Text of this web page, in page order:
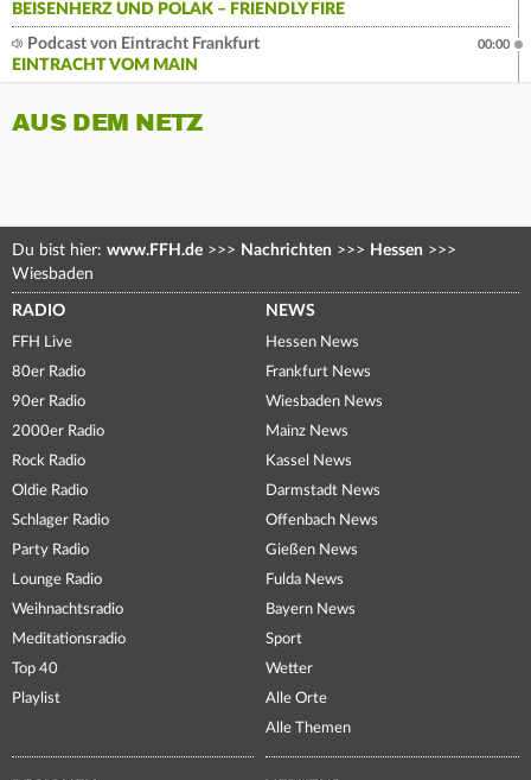
BEISENHERZ UND POLAK – FRIENDLY FIRE
Podcast von Eintracht Frankfurt
EINTRACHT VOM MAIN
00:00
AUS DEM NETZ
Du bist hier: www.FFH.de >>> Nachrichten >>> Hessen >>>
Wiesbaden
RADIO
FFH Live
80er Radio
90er Radio
2000er Radio
Rock Radio
Oldie Radio
Schlager Radio
Party Radio
Lounge Radio
Weihnachtsradio
Meditationsradio
Top 40
Playlist
NEWS
Hessen News
Frankfurt News
Wiesbaden News
Mainz News
Kassel News
Darmstadt News
Offenbach News
Gießen News
Fulda News
Bayern News
Sport
Wetter
Alle Orte
Alle Themen